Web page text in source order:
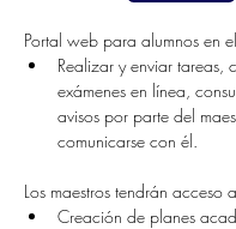
Portal web para alumnos en
Realizar y enviar tareas,
exámenes en línea,
avisos por parte del
comunicarse con él.
Los maestros tendrán acceso
Creación de planes